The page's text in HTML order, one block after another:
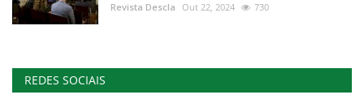
Revista Descla Out 22, 2024 730
REDES SOCIAIS